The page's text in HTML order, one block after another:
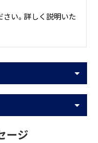
い。詳しく説明いた
ージ